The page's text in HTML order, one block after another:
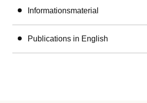
Informationsmaterial
Publications in English